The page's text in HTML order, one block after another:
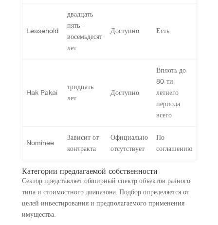
Leasehold
двадцать
пять –
восемьдесят
лет
Доступно Есть
Hak Pakai
тридцать
лет
Доступно
Вплоть до
80-ти
летнего
периода
всего
Nominee
Зависит от
контракта
Официально
отсутствует
По
соглашению
Категории предлагаемой собственности
Сектор представляет обширный спектр объектов разного
типа и стоимостного диапазона. Подбор определяется от
целей инвестирования и предполагаемого применения
имущества.